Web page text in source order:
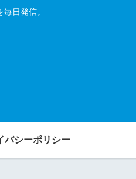
日発信。
バシーポリシー